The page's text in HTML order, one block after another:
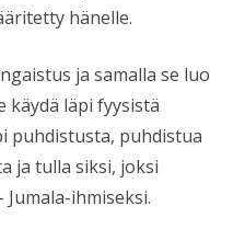
hänelle.
ja samalla se luo
käydä läpi fyysistä
puhdistusta, puhdistua
ja tulla siksi, joksi
ihmiseksi.